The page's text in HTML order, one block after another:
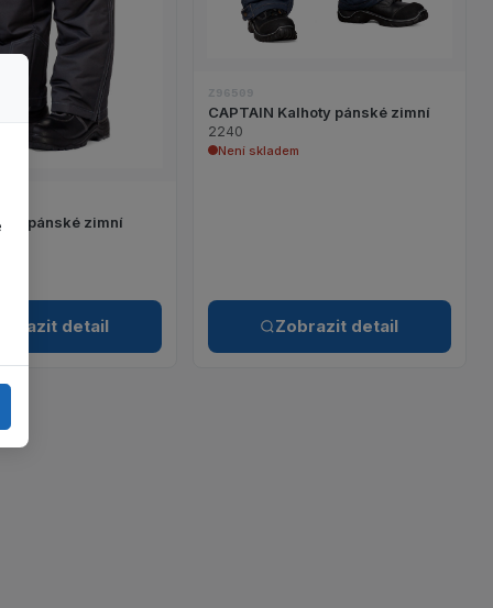
pánské zimní
detail
Z96509
CAPTAIN Kalhoty pánské zimní
2240
Není skladem
Zobrazit detail